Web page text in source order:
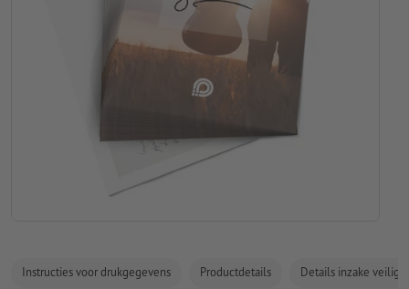
Instructies voor drukgegevens Productdetails Details inzake